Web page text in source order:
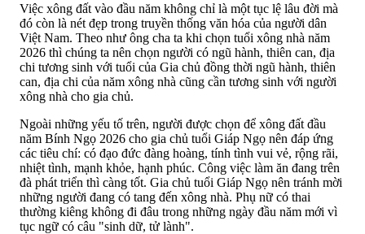
Việc xông đất vào đầu năm không chỉ là một tục lệ lâu đời mà
đó còn là nét đẹp trong truyền thống văn hóa của người dân
Việt Nam. Theo như ông cha ta khi chọn tuổi xông nhà năm
2026 thì chúng ta nên chọn người có ngũ hành, thiên can, địa
chi tương sinh với tuổi của Gia chủ đồng thời ngũ hành, thiên
can, địa chi của năm xông nhà cũng cần tương sinh với người
xông nhà cho gia chủ.
Ngoài những yếu tố trên, người được chọn để xông đất đầu
năm Bính Ngọ 2026 cho gia chủ tuổi Giáp Ngọ nên đáp ứng
các tiêu chí: có đạo đức đàng hoàng, tính tình vui vẻ, rộng rãi,
nhiệt tình, mạnh khỏe, hạnh phúc. Công việc làm ăn đang trên
đà phát triển thì càng tốt. Gia chủ tuổi Giáp Ngọ nên tránh mời
những người đang có tang đến xông nhà. Phụ nữ có thai
thường kiêng không đi đâu trong những ngày đầu năm mới vì
tục ngữ có câu "sinh dữ, tử lành".